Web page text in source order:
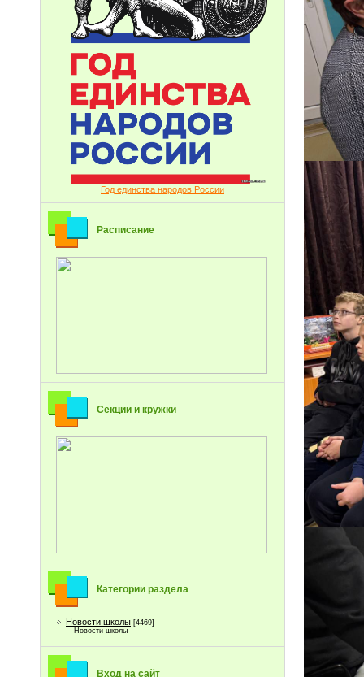
Год единства народов России
Расписание
Секции и кружки
Категории раздела
Новости школы [4469]
Новости школы
Вход на сайт